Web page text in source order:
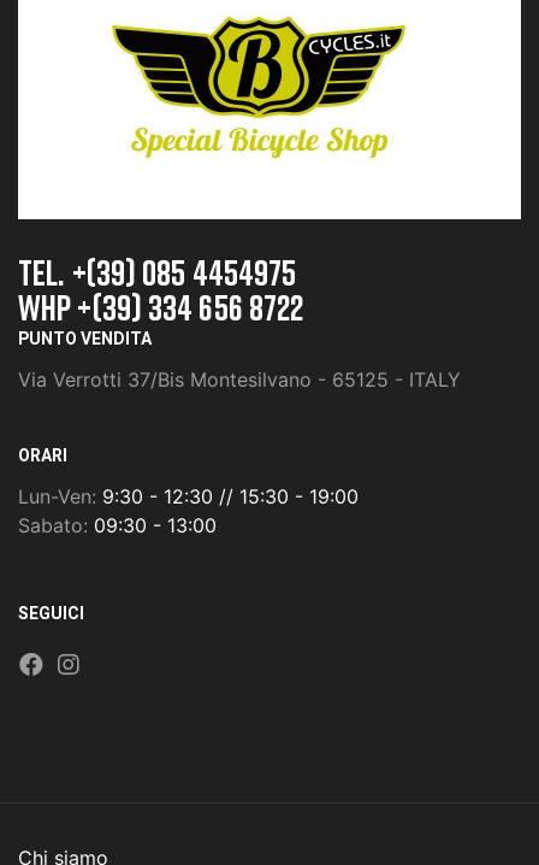
TEL. +(39) 085 4454975
whp +(39) 334 656 8722
PUNTO VENDITA
Via Verrotti 37/Bis Montesilvano - 65125 - ITALY
ORARI
Lun-Ven: 9:30 - 12:30 // 15:30 - 19:00
Sabato: 09:30 - 13:00
SEGUICI
Chi siamo